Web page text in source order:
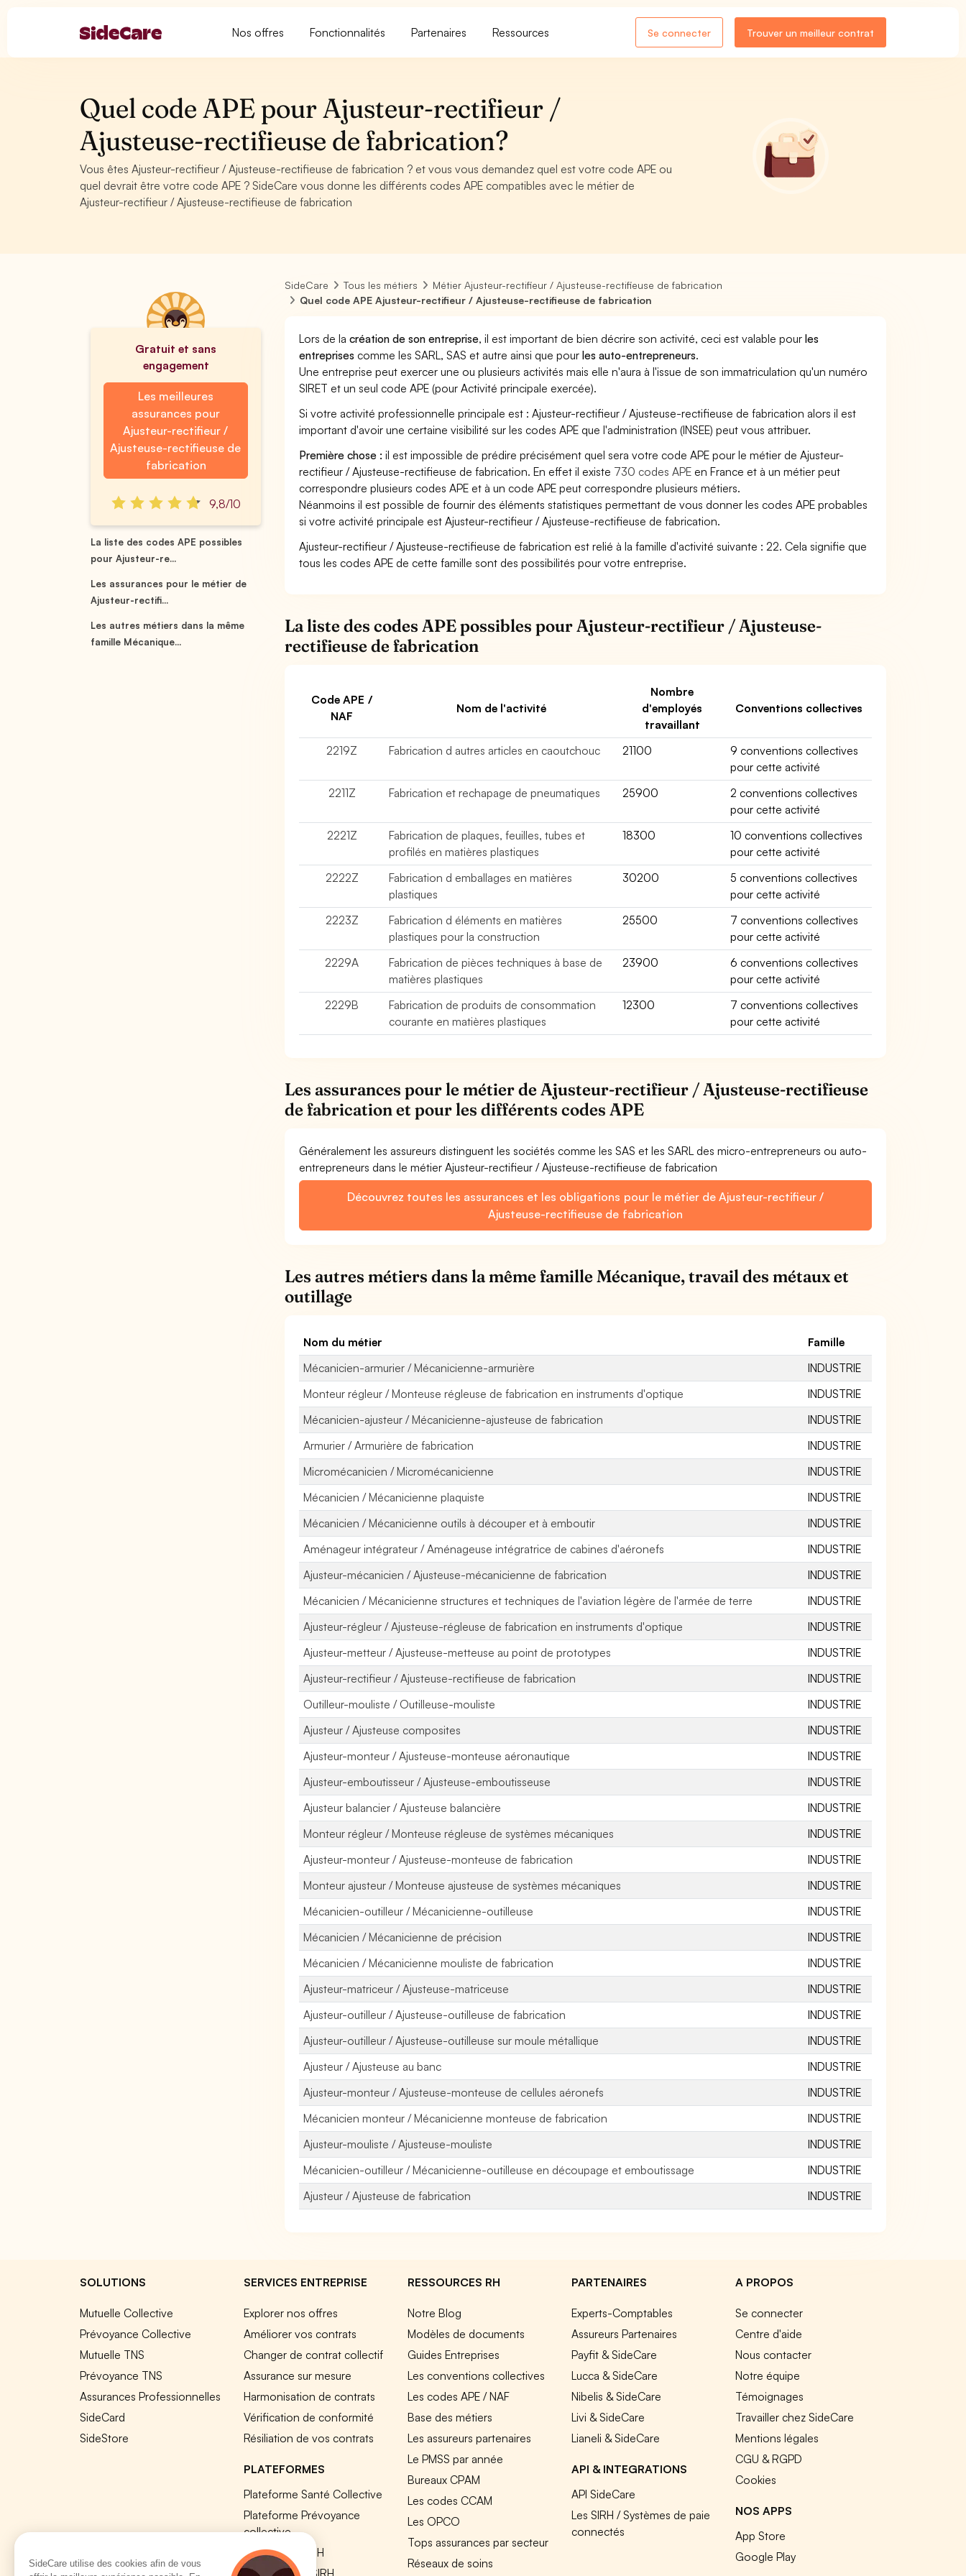
Nos offres Fonctionnalités Partenaires Ressources Se connecter Trouver un meilleur contrat
Quel code APE pour Ajusteur-rectifieur /
Ajusteuse-rectifieuse de fabrication?
Vous êtes Ajusteur-rectifieur / Ajusteuse-rectifieuse de fabrication ? et vous vous demandez quel est votre code APE ou
quel devrait être votre code APE ? SideCare vous donne les différents codes APE compatibles avec le métier de
Ajusteur-rectifieur / Ajusteuse-rectifieuse de fabrication
Gratuit et sans
engagement
Les meilleures
assurances pour
Ajusteur-rectifieur /
Ajusteuse-rectifieuse de
fabrication
9,8/10
La liste des codes APE possibles
pour Ajusteur-re...
Les assurances pour le métier de
Ajusteur-rectifi...
Les autres métiers dans la même
famille Mécanique...
SideCare Tous les métiers
Métier Ajusteur-rectifieur / Ajusteuse-rectifieuse de fabrication
Quel code APE Ajusteur-rectifieur / Ajusteuse-rectifieuse de fabrication
Lors de lacréation de son entreprise, il est important de bien décrire son activité, ceci est valable pourles
entreprises comme les SARL, SAS et autre ainsi que pourles auto-entrepreneurs.
Une entreprise peut exercer une ou plusieurs activités mais elle n'aura à l'issue de son immatriculation qu'un numéro
SIRET et un seul code APE (pour Activité principale exercée).
Si votre activité professionnelle principale est : Ajusteur-rectifieur / Ajusteuse-rectifieuse de fabrication alors il est
important d'avoir une certaine visibilité sur les codes APE que l'administration (INSEE) peut vous attribuer.
Première chose : il est impossible de prédire précisément quel sera votre code APE pour le métier de Ajusteur-
rectifieur / Ajusteuse-rectifieuse de fabrication. En effet il existe 730 codes APE en France et à un métier peut
correspondre plusieurs codes APE et à un code APE peut correspondre plusieurs métiers.
Néanmoins il est possible de fournir des éléments statistiques permettant de vous donner les codes APE probables
si votre activité principale est Ajusteur-rectifieur / Ajusteuse-rectifieuse de fabrication.
Ajusteur-rectifieur / Ajusteuse-rectifieuse de fabrication est relié à la famille d'activité suivante : 22. Cela signifie que
tous les codes APE de cette famille sont des possibilités pour votre entreprise.
La liste des codes APE possibles pour Ajusteur-rectifieur / Ajusteuse-
rectifieuse de fabrication
Code APE /
NAF
Nom de l'activité
Nombre
d'employés
travaillant
Conventions collectives
2219Z Fabrication d autres articles en caoutchouc 21100
9 conventions collectives
pour cette activité
2211Z
Fabrication et rechapage de pneumatiques 25900
2 conventions collectives
pour cette activité
2221Z
Fabrication de plaques, feuilles, tubes et
profilés en matières plastiques
18300
10 conventions collectives
pour cette activité
2222Z
Fabrication d emballages en matières
plastiques
30200
5 conventions collectives
pour cette activité
2223Z
Fabrication d éléments en matières
plastiques pour la construction
25500
7 conventions collectives
pour cette activité
2229A
Fabrication de pièces techniques à base de
matières plastiques
23900
6 conventions collectives
pour cette activité
2229B
Fabrication de produits de consommation
courante en matières plastiques
12300
7 conventions collectives
pour cette activité
Les assurances pour le métier de Ajusteur-rectifieur / Ajusteuse-rectifieuse
de fabrication et pour les différents codes APE
Généralement les assureurs distinguent les sociétés comme les SAS et les SARL des micro-entrepreneurs ou auto-
entrepreneurs dans le métier Ajusteur-rectifieur / Ajusteuse-rectifieuse de fabrication
Découvrez toutes les assurances et les obligations pour le métier de Ajusteur-rectifieur /
Ajusteuse-rectifieuse de fabrication
Les autres métiers dans la même famille Mécanique, travail des métaux et
outillage
Nom du métier
Famille
Mécanicien-armurier / Mécanicienne-armurière
INDUSTRIE
Monteur régleur / Monteuse régleuse de fabrication en instruments d'optique
INDUSTRIE
Mécanicien-ajusteur / Mécanicienne-ajusteuse de fabrication
INDUSTRIE
Armurier / Armurière de fabrication
INDUSTRIE
Micromécanicien / Micromécanicienne
INDUSTRIE
Mécanicien / Mécanicienne plaquiste
INDUSTRIE
Mécanicien / Mécanicienne outils à découper et à emboutir
INDUSTRIE
Aménageur intégrateur / Aménageuse intégratrice de cabines d'aéronefs
INDUSTRIE
Ajusteur-mécanicien / Ajusteuse-mécanicienne de fabrication
INDUSTRIE
Mécanicien / Mécanicienne structures et techniques de l'aviation légère de l'armée de terre
INDUSTRIE
Ajusteur-régleur / Ajusteuse-régleuse de fabrication en instruments d'optique
INDUSTRIE
Ajusteur-metteur / Ajusteuse-metteuse au point de prototypes
INDUSTRIE
Ajusteur-rectifieur / Ajusteuse-rectifieuse de fabrication
INDUSTRIE
Outilleur-mouliste / Outilleuse-mouliste
INDUSTRIE
Ajusteur / Ajusteuse composites
INDUSTRIE
Ajusteur-monteur / Ajusteuse-monteuse aéronautique
INDUSTRIE
Ajusteur-emboutisseur / Ajusteuse-emboutisseuse
INDUSTRIE
Ajusteur balancier / Ajusteuse balancière
INDUSTRIE
Monteur régleur / Monteuse régleuse de systèmes mécaniques
INDUSTRIE
Ajusteur-monteur / Ajusteuse-monteuse de fabrication
INDUSTRIE
Monteur ajusteur / Monteuse ajusteuse de systèmes mécaniques
INDUSTRIE
Mécanicien-outilleur / Mécanicienne-outilleuse
INDUSTRIE
Mécanicien / Mécanicienne de précision
INDUSTRIE
Mécanicien / Mécanicienne mouliste de fabrication
INDUSTRIE
Ajusteur-matriceur / Ajusteuse-matriceuse
INDUSTRIE
Ajusteur-outilleur / Ajusteuse-outilleuse de fabrication
INDUSTRIE
Ajusteur-outilleur / Ajusteuse-outilleuse sur moule métallique
INDUSTRIE
Ajusteur / Ajusteuse au banc
INDUSTRIE
Ajusteur-monteur / Ajusteuse-monteuse de cellules aéronefs
INDUSTRIE
Mécanicien monteur / Mécanicienne monteuse de fabrication
INDUSTRIE
Ajusteur-mouliste / Ajusteuse-mouliste
INDUSTRIE
Mécanicien-outilleur / Mécanicienne-outilleuse en découpage et emboutissage
INDUSTRIE
Ajusteur / Ajusteuse de fabrication
INDUSTRIE
SOLUTIONS
Mutuelle Collective
Prévoyance Collective
Mutuelle TNS
Prévoyance TNS
Assurances Professionnelles
SideCard
SideStore
SERVICES ENTREPRISE
Explorer nos offres
Améliorer vos contrats
Changer de contrat collectif
Assurance sur mesure
Harmonisation de contrats
Vérification de conformité
Résiliation de vos contrats
PLATEFORMES
Plateforme Santé Collective
Plateforme Prévoyance
collective
Plateforme SIRH
Nos modules SIRH
RESSOURCES RH
Notre Blog
Modèles de documents
Guides Entreprises
Les conventions collectives
Les codes APE / NAF
Base des métiers
Les assureurs partenaires
Le PMSS par année
Bureaux CPAM
Les codes CCAM
Les OPCO
Tops assurances par secteur
Réseaux de soins
PARTENAIRES
Experts-Comptables
Assureurs Partenaires
Payfit & SideCare
Lucca & SideCare
Nibelis & SideCare
Livi & SideCare
Lianeli & SideCare
API & INTEGRATIONS
API SideCare
Les SIRH / Systèmes de paie
connectés
A PROPOS
Se connecter
Centre d'aide
Nous contacter
Notre équipe
Témoignages
Travailler chez SideCare
Mentions légales
CGU & RGPD
Cookies
NOS APPS
App Store
Google Play
SideCare utilise des cookies afin de vous